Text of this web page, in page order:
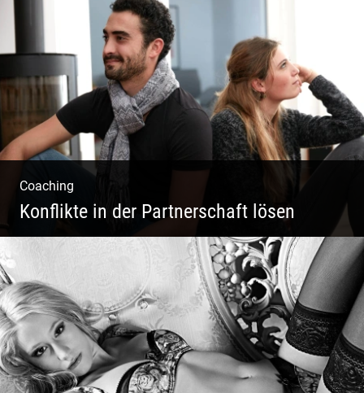
Business Coaching – Berufliche Freude
ermöglichen
Coaching
Konflikte in der Partnerschaft lösen
Paar Coaching – Der Weg in die Leichtigkeit
und Harmonie